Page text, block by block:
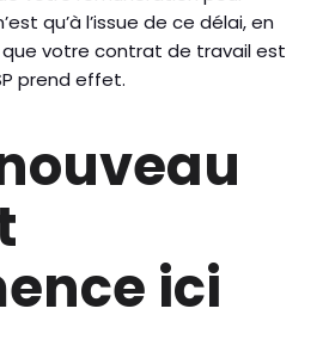
qu’à l’issue de ce délai, en
votre contrat de travail est
prend effet.
ici